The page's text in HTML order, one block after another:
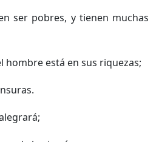
ser pobres, y tienen muchas
hombre está en sus riquezas;